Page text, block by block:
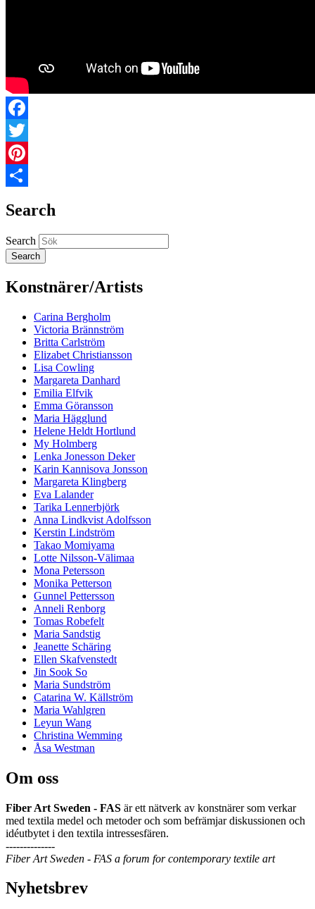
Facebook
Twitter
Pinterest
Search
Search
Konstnärer/Artists
Carina Bergholm
Victoria Brännström
Britta Carlström
Elizabet Christiansson
Lisa Cowling
Margareta Danhard
Emilia Elfvik
Emma Göransson
Maria Hägglund
Helene Heldt Hortlund
My Holmberg
Lenka Jonesson Deker
Karin Kannisova Jonsson
Margareta Klingberg
Eva Lalander
Tarika Lennerbjörk
Anna Lindkvist Adolfsson
Kerstin Lindström
Takao Momiyama
Lotte Nilsson-Välimaa
Mona Petersson
Monika Petterson
Gunnel Pettersson
Anneli Renborg
Tomas Robefelt
Maria Sandstig
Jeanette Schäring
Ellen Skafvenstedt
Jin Sook So
Maria Sundström
Catarina W. Källström
Maria Wahlgren
Leyun Wang
Christina Wemming
Åsa Westman
Om oss
Fiber Art Sweden - FAS är ett nätverk av konstnärer som verkar
med textila medel och metoder och som befrämjar diskussionen och
idéutbytet i den textila intressesfären.
--------------
Fiber Art Sweden - FAS a forum for contemporary textile art
Nyhetsbrev